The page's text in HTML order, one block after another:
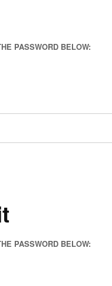
PASSWORD BELOW:
PASSWORD BELOW: